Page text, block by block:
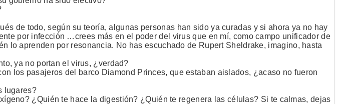
de todo, según su teoría, algunas personas han sido ya curadas y si ahora ya no hay
por infección …crees más en el poder del virus que en mí, como campo unificador de
lo aprenden por resonancia. No has escuchado de Rupert Sheldrake, imagino, hasta
ya no portan el virus, ¿verdad?
los pasajeros del barco Diamond Princes, que estaban aislados, ¿acaso no fueron
lugares?
¿Quién te hace la digestión? ¿Quién te regenera las células? Si te calmas, dejas